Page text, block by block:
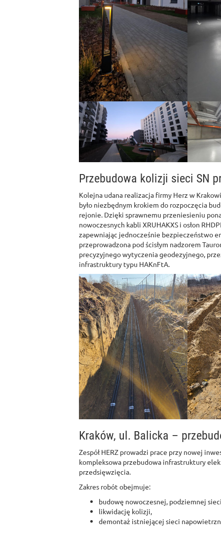
Przebudowa kolizji sieci SN
Kolejna udana realizacja firmy Herz w
było niezbędnym krokiem do rozpoczęcia
rejonie. Dzięki sprawnemu przeniesieniu
nowoczesnych kabli XRUHAKXS i osłon
zapewniając jednocześnie bezpieczeństwo
przeprowadzona pod ścisłym nadzorem
precyzyjnego wytyczenia geodezyjnego,
infrastruktury typu HAKnFtA.
Kraków, ul. Balicka –
Zespół HERZ prowadzi prace przy nowej
kompleksowa przebudowa infrastruktury
przedsięwzięcia.
Zakres robót obejmuje:
budowę nowoczesnej, podziemnej
likwidację kolizji,
demontaż istniejącej sieci